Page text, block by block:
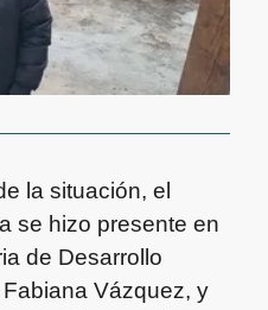
la situación, el
se hizo presente en
de Desarrollo
Vázquez, y